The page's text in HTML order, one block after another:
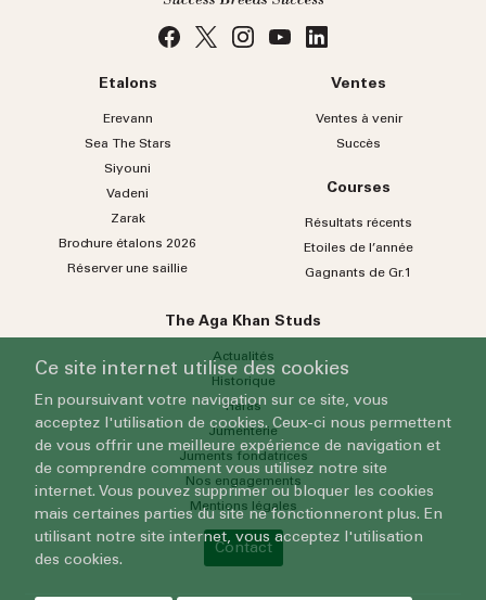
Etalons
Erevann
Sea TheStars
Siyouni
Vadeni
Zarak
Brochure étalons 2026
Réserver une saillie
Ventes
Ventes à venir
Succès
Courses
Résultats récents
Etoiles de l’année
Gagnants de Gr.1
The Aga Khan Studs
Actualités
Historique
Haras
Jumenterie
Juments fondatrices
Nos engagements
Mentions légales
Contact
Ce site internet utilise des cookies
En poursuivant votre navigation sur ce site, vous
acceptez l'utilisation de cookies. Ceux-ci nous permettent
de vous offrir une meilleure expérience de navigation et
de comprendre comment vous utilisez notre site
internet. Vous pouvez supprimer ou bloquer les cookies
mais certaines parties du site ne fonctionneront plus. En
utilisant notre site internet, vous acceptez l'utilisation
des cookies.